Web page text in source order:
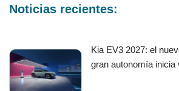
Noticias recientes:
Kia EV3 2027: el
gran autonomía